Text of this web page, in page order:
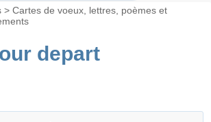
>Cartes de voeux, lettres, poèmes et
depart